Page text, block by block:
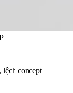
concept